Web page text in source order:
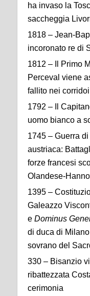
ha invaso la
saccheggia
1818 – Jean-
incoronato re di
1812 – Il Primo
Perceval viene
fallito nei
1792 – Il
uomo bianco a
1745 – Guerra
austriaca:
forze francesi
Olandese-
1395 –
Galeazzo
e Dominus
di duca di
sovrano del
330 – Bisanzio
ribattezzata
cerimonia